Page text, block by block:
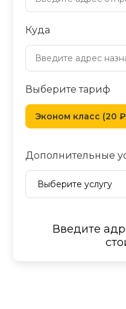
Куда
Выберите тариф
Эконом класс (20
Дополнительные
Введите